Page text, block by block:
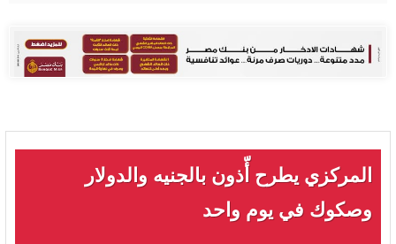
المركزي يطرح أّذون بالجنيه والدولار
وصكوك في يوم واحد